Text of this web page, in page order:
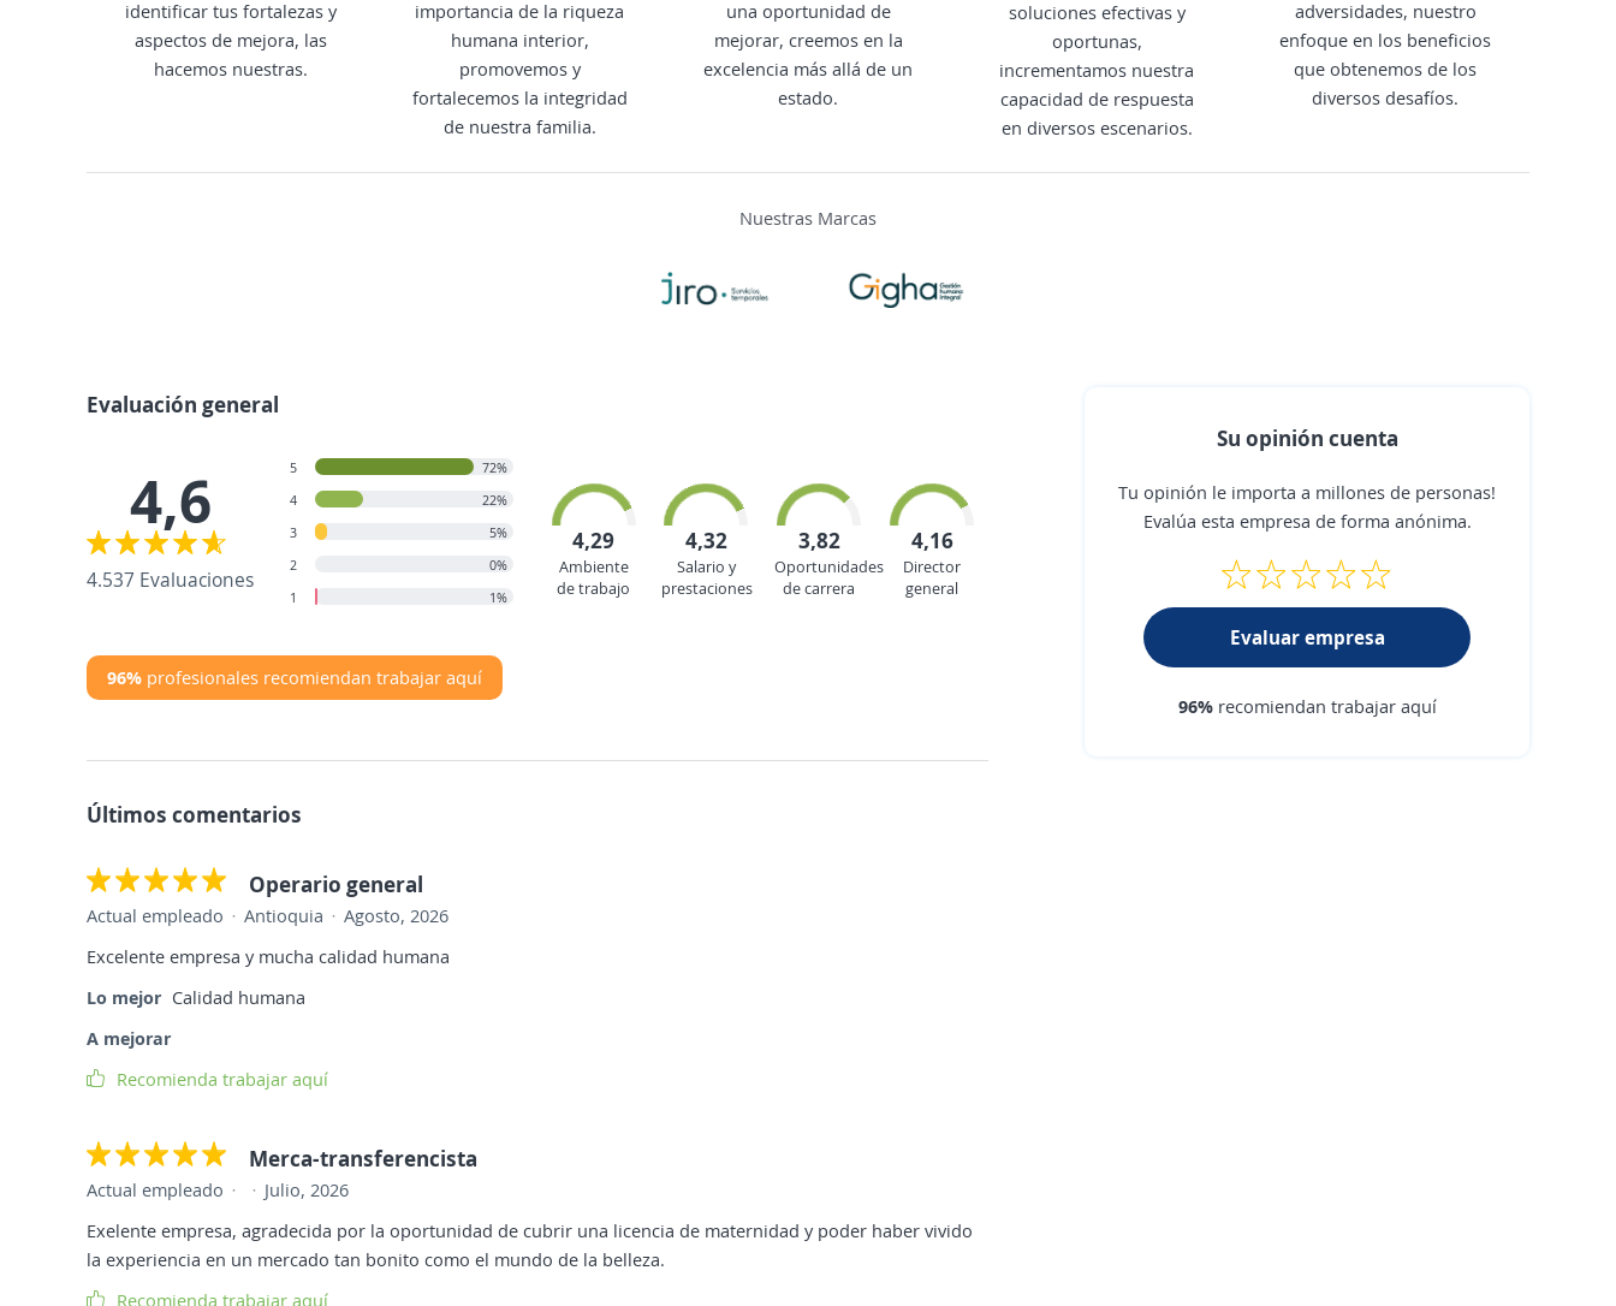
identificar tus fortalezas y
aspectos de mejora, las
hacemos nuestras.
importancia de la riqueza
humana interior,
promovemos y
fortalecemos la integridad
de nuestra familia.
una oportunidad de
mejorar, creemos en la
excelencia más allá de un
estado.
soluciones efectivas y
oportunas,
incrementamos nuestra
capacidad de respuesta
en diversos escenarios.
adversidades, nuestro
enfoque en los beneficios
que obtenemos de los
diversos desafíos.
Nuestras Marcas
Evaluación general
4,6
4.537 Evaluaciones
5
72%
4
22%
3
5%
2
0%
1
1%
4,29
Ambiente
de trabajo
4,32
Salario y
prestaciones
3,82
Oportunidades
de carrera
4,16
Director
general
96% profesionales recomiendan trabajar aquí
Últimos comentarios
Operario general
Actual empleado Antioquia
Agosto, 2026
Excelente empresa y mucha calidad humana
Lo mejor Calidad humana
A mejorar
Recomienda trabajar aquí
Merca-transferencista
Actual empleado
Julio, 2026
Exelente empresa, agradecida por la oportunidad de cubrir una licencia de maternidad y poder haber vivido
la experiencia en un mercado tan bonito como el mundo de la belleza.
Recomienda trabajar aquí
Su opinión cuenta
Tu opinión le importa a millones de personas!
Evalúa esta empresa de forma anónima.
Evaluar empresa
96%recomiendan trabajar aquí